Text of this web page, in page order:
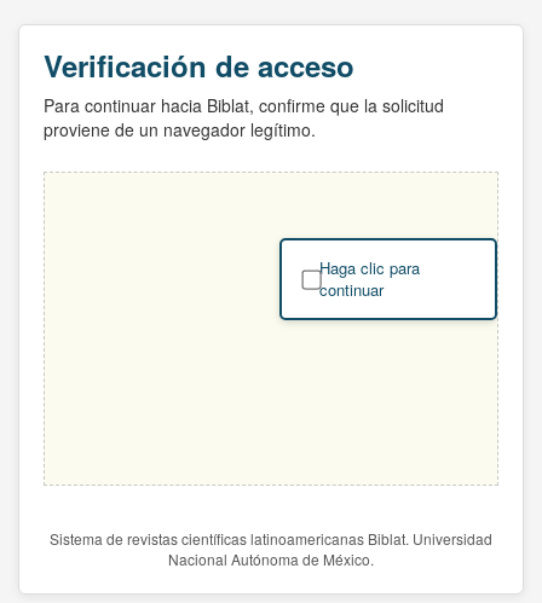
Verificación de acceso
Para continuar hacia Biblat, confirme que la solicitud
proviene de un navegador legítimo.
Haga clic para
continuar
Sistema de revistas científicas latinoamericanas Biblat. Universidad
Nacional Autónoma de México.